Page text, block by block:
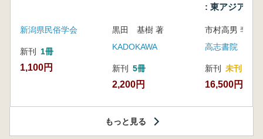
新潟県民俗学会
新刊 1冊
1,100円
黒田 基樹 著
KADOKAWA
新刊 5冊
2,200円
: 東アジアと
高志書院
新刊 未刊
16,500円
もっと見る